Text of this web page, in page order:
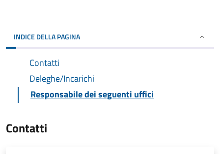
INDICE DELLA PAGINA
Contatti
Deleghe/Incarichi
Responsabile dei seguenti uffici
Contatti